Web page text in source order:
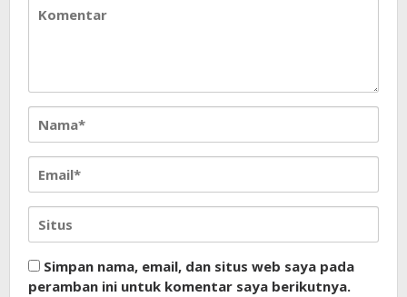
Simpan nama, email, dan situs web saya pada
peramban ini untuk komentar saya berikutnya.